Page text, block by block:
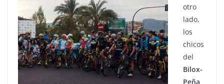
otro
lado,
los
chicos
del
Bilox-
Peña